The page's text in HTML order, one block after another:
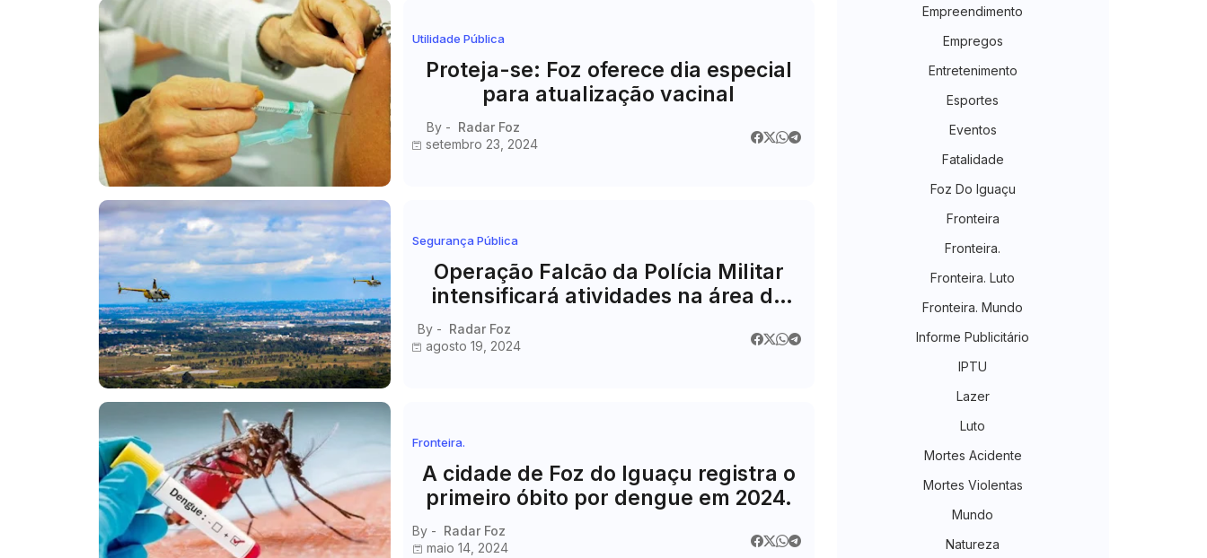
Utilidade Pública
Proteja-se: Foz oferece dia especial
para atualização vacinal
By - Radar Foz
setembro 23, 2024
Segurança Pública
Operação Falcão da Polícia Militar
intensificará atividades na área de
By - Radar Foz
agosto 19, 2024
Fronteira.
A cidade de Foz do Iguaçu registra o
primeiro óbito por dengue em 2024.
By - Radar Foz
maio 14, 2024
Empreendimento
Empregos
Entretenimento
Esportes
Eventos
Fatalidade
Foz Do Iguaçu
Fronteira
Fronteira.
Fronteira. Luto
Fronteira. Mundo
Informe Publicitário
IPTU
Lazer
Luto
Mortes Acidente
Mortes Violentas
Mundo
Natureza